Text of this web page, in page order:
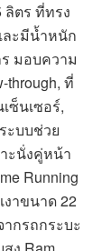
ลิตร ที่ทรง
ละมีน้ำหนัก
มอบความ
ที่
ซ็นเซอร์,
ะบบช่วย
ะนั่งคู่หน้า
Running
งาขนาด 22
กรถกระบะ